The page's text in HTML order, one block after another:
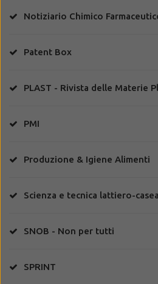
Notiziario Chimico
Patent Box
PLAST - Rivista delle Materie
PMI
Produzione & Igiene Alimenti
Scienza e tecnica lattiero-
SNOB - Non per tutti
SPRINT